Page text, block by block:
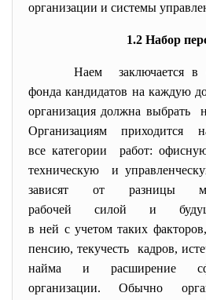
организации и системы
1.2 Набор
Наем заключается в
фонда кандидатов на каждую
организация должна выбрать
Организациям приходится
все категории работ:
техническую и
зависят от разницы
рабочей силой и
в ней с учетом таких
пенсию, текучесть кадров,
найма и расширение
организации. Обычно